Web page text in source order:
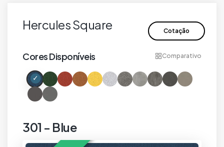
Hercules Square Cotação
Cores Disponíveis Comparativo
301 - Blue